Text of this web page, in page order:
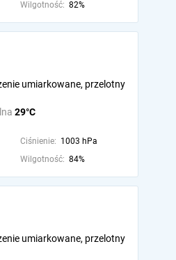
Wilgotność: 82%
29°C
umiarkowane, przelotny
Ciśnienie: 1003 hPa
Wilgotność: 84%
umiarkowane, przelotny